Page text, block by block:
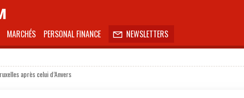
MARCHÉS PERSONAL FINANCE  NEWSLETTERS
après celui d’Anvers